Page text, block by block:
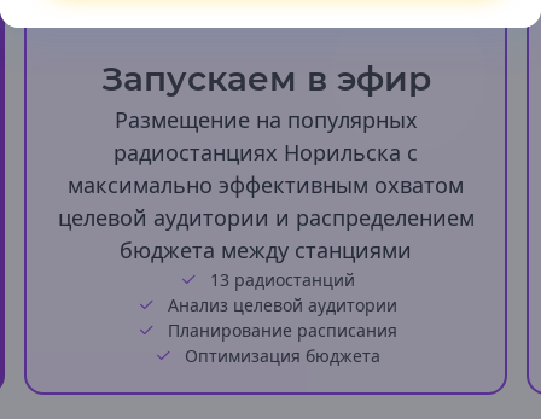
Запускаем в эфир
Размещение на популярных
радиостанциях Норильска с
максимально эффективным охватом
целевой аудитории и распределением
бюджета между станциями
13 радиостанций
Анализ целевой аудитории
Планирование расписания
Оптимизация бюджета
Тюкалинск
Бугуруслан
Бузулук
Кувандык
Медногорск
Новотроицк
Оренбург
Сорочинск